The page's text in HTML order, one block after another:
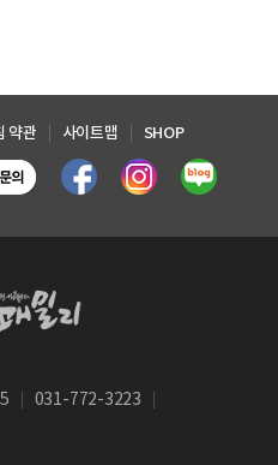
약관 사이트맵 SHOP
031-772-3223